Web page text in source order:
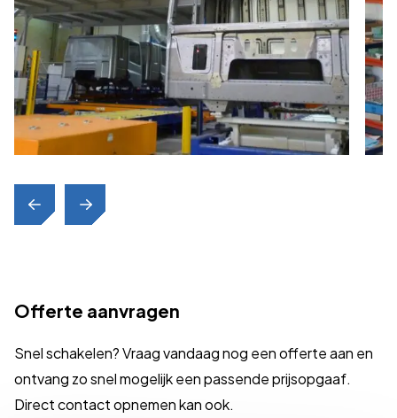
Offerte aanvragen
Snel schakelen? Vraag vandaag nog een offerte aan en
ontvang zo snel mogelijk een passende prijsopgaaf.
Direct contact opnemen kan ook.